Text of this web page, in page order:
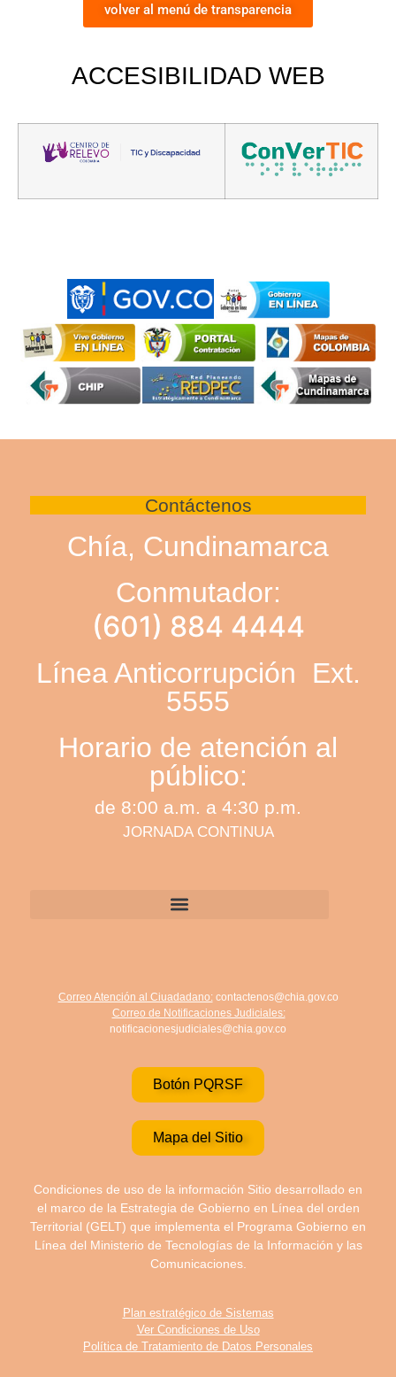
volver al menú de transparencia
ACCESIBILIDAD WEB
Contáctenos
Chía, Cundinamarca
Conmutador:
(601) 884 4444
Línea Anticorrupción Ext.
5555
Horario de atención al
público:
de 8:00 a.m. a 4:30 p.m.
JORNADA CONTINUA
Correo Atención al Ciuadadano:contactenos@chia.gov.co
Correo de Notificaciones Judiciales:
notificacionesjudiciales@chia.gov.co
Botón PQRSF
Mapa del Sitio
Condiciones de uso de la información Sitio desarrollado en
el marco de la Estrategia de Gobierno en Línea del orden
Territorial (GELT) que implementa el Programa Gobierno en
Línea del Ministerio de Tecnologías de la Información y las
Comunicaciones.
Plan estratégico de Sistemas
Ver Condiciones de Uso
Política de Tratamiento de Datos Personales